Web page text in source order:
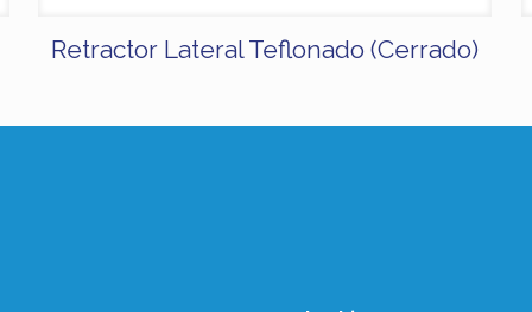
Retractor Lateral Teflonado (Cerrado)